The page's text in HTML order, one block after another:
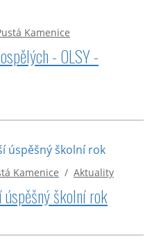
Kamenice
- OLSY -
Kamenice / Aktuality
školní rok